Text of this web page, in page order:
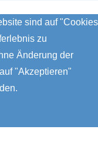
sind auf "Cookies
zu
Änderung der
"Akzeptieren"